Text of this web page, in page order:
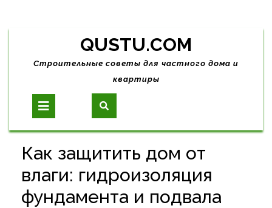
Skip
content
QUSTU.COM
Строительные советы для частного дома и
квартиры
Open
Button
Как защитить дом от
влаги: гидроизоляция
фундамента и подвала